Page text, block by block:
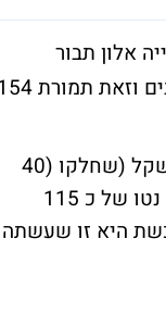
אלון תבור
(עפולה) עליו ממוקמים מפעל השימורים של החברה ושטחי אחסנה לקרן הריט
לכאורה לפי הדיווח זנלכל עושה עסקה מצוינת עם רווח צפוי נטו של כ-86.5 מיליון שקל (שחלקו (40
מיליון שקל) ירשם עם השלמת העסקה והיתר לאורך תקופת הסכם השכירות ותזרים נטו של כ 115
היא זו שעשתה